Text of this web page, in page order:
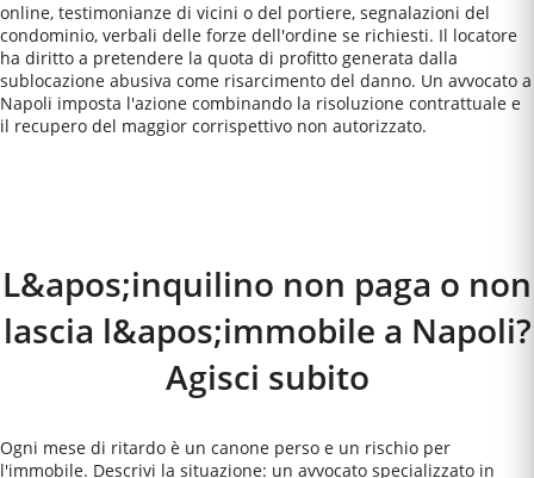
online, testimonianze di vicini o del portiere, segnalazioni del
condominio, verbali delle forze dell'ordine se richiesti. Il locatore
ha diritto a pretendere la quota di profitto generata dalla
sublocazione abusiva come risarcimento del danno. Un avvocato a
Napoli imposta l'azione combinando la risoluzione contrattuale e
il recupero del maggior corrispettivo non autorizzato.
L&apos;inquilino non paga o non
lascia l&apos;immobile a Napoli?
Agisci subito
Ogni mese di ritardo è un canone perso e un rischio per
l'immobile. Descrivi la situazione: un avvocato specializzato in